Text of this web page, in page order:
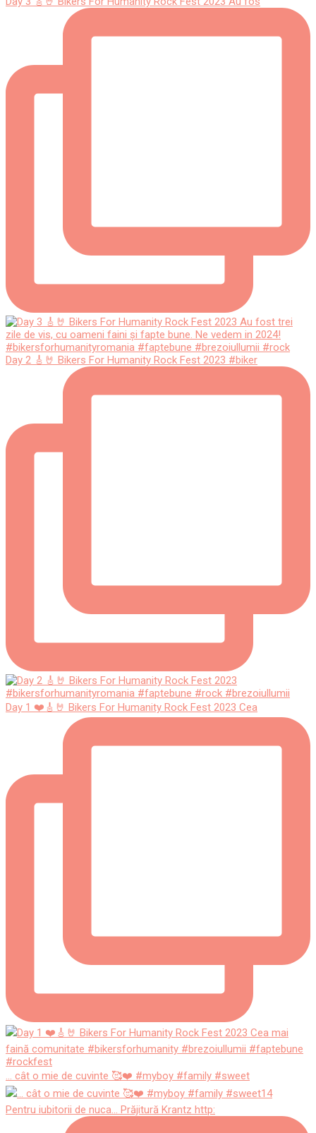
Day 2 🎸🤘 Bikers For Humanity Rock Fest 2023 #biker
Day 1 ❤️🎸🤘 Bikers For Humanity Rock Fest 2023 Cea
... cât o mie de cuvinte 🥰❤️ #myboy #family #sweet
Pentru iubitorii de nuca... Prăjitură Krantz http: